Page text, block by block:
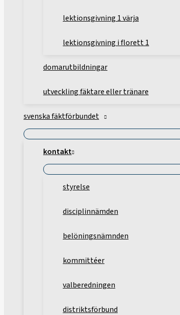
lektionsgivning 1 värja
lektionsgivning i florett 1
domarutbildningar
utveckling fäktare eller tränare
svenska fäktförbundet
kontakt
styrelse
disciplinnämden
belöningsnämnden
kommittéer
valberedningen
distriktsförbund